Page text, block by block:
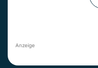
Anzeige